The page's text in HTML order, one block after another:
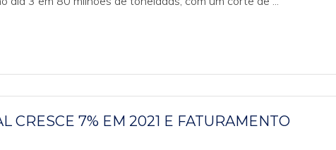
CRESCE 7% EM 2021 E FATURAMENTO